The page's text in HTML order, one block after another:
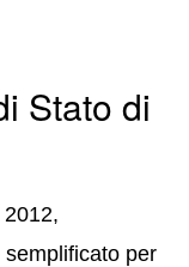
Stato di
2012,
per